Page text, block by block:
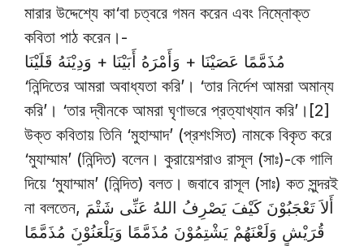
মারার উদ্দেশ্যে কা‘বা চত্বরে গমন করেন এবং নিম্নোক্ত
কবিতা পাঠ করেন।-
مُذَمَّمًا عَصَيْنَا + وَأَمْرَهُ أَبَيْنَا + وَدِيْنَهُ قَلَيْنَا
‘নিন্দিতের আমরা অবাধ্যতা করি’। ‘তার নির্দেশ আমরা অমান্য
করি’। ‘তার দ্বীনকে আমরা ঘৃণাভরে প্রত্যাখ্যান করি’।[2]
উক্ত কবিতায় তিনি ‘মুহাম্মাদ’ (প্রশংসিত) নামকে বিকৃত করে
‘মুযাম্মাম’ (নিন্দিত) বলেন। কুরায়েশরাও রাসূল (সাঃ)-কে গালি
দিয়ে ‘মুযাম্মাম’ (নিন্দিত) বলত। জবাবে রাসূল (সাঃ) কত সুন্দরই
না বলতেন, أَلاَ تَعْجَبُوْنَ كَيْفَ يَصْرِفُ اللهُ عَنِّى شَتْمَ
قُرَيْشٍ وَلَعْنَهُمْ يَشْتِمُوْنَ مُذَمَّمًا وَيَلْعَنُوْنَ مُذَمَّمًا